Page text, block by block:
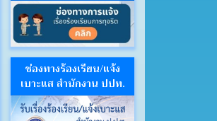
ช่องทางร้องเรียน/แจ้ง
เบาะแส สำนักงาน ปปท.